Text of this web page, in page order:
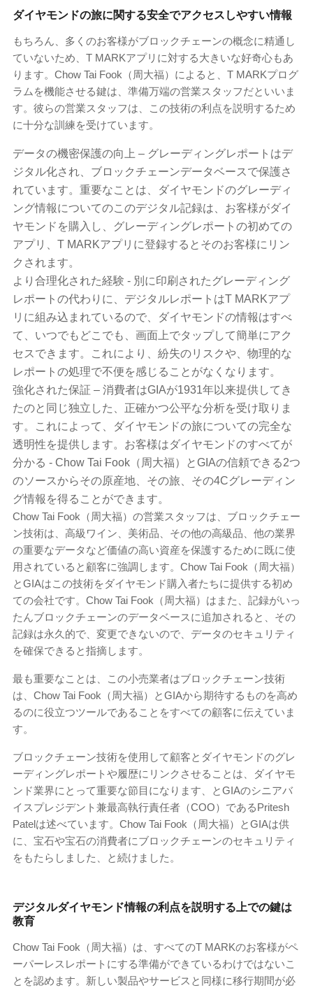
ダイヤモンドの旅に関する安全でアクセスしやすい情報
もちろん、多くのお客様がブロックチェーンの概念に精通し
ていないため、T MARKアプリに対する大きいな好奇心もあ
ります。Chow Tai Fook（周大福）によると、T MARKプログ
ラムを機能させる鍵は、準備万端の営業スタッフだといいま
す。彼らの営業スタッフは、この技術の利点を説明するため
に十分な訓練を受けています。
データの機密保護の向上 – グレーディングレポートはデ
ジタル化され、ブロックチェーンデータベースで保護さ
れています。重要なことは、ダイヤモンドのグレーディ
ング情報についてのこのデジタル記録は、お客様がダイ
ヤモンドを購入し、グレーディングレポートの初めての
アプリ、T MARKアプリに登録するとそのお客様にリン
クされます。
より合理化された経験 - 別に印刷されたグレーディング
レポートの代わりに、デジタルレポートはT MARKアプ
リに組み込まれているので、ダイヤモンドの情報はすべ
て、いつでもどこでも、画面上でタップして簡単にアク
セスできます。これにより、紛失のリスクや、物理的な
レポートの処理で不便を感じることがなくなります。
強化された保証 – 消費者はGIAが1931年以来提供してき
たのと同じ独立した、正確かつ公平な分析を受け取りま
す。これによって、ダイヤモンドの旅についての完全な
透明性を提供します。お客様はダイヤモンドのすべてが
分かる - Chow Tai Fook（周大福）とGIAの信頼できる2つ
のソースからその原産地、その旅、その4Cグレーディン
グ情報を得ることができます。
Chow Tai Fook（周大福）の営業スタッフは、ブロックチェー
ン技術は、高級ワイン、美術品、その他の高級品、他の業界
の重要なデータなど価値の高い資産を保護するために既に使
用されていると顧客に強調します。Chow Tai Fook（周大福）
とGIAはこの技術をダイヤモンド購入者たちに提供する初め
ての会社です。Chow Tai Fook（周大福）はまた、記録がいっ
たんブロックチェーンのデータベースに追加されると、その
記録は永久的で、変更できないので、データのセキュリティ
を確保できると指摘します。
最も重要なことは、この小売業者はブロックチェーン技術
は、Chow Tai Fook（周大福）とGIAから期待するものを高め
るのに役立つツールであることをすべての顧客に伝えていま
す。
ブロックチェーン技術を使用して顧客とダイヤモンドのグレ
ーディングレポートや履歴にリンクさせることは、ダイヤモ
ンド業界にとって重要な節目になります、とGIAのシニアバ
イスプレジデント兼最高執行責任者（COO）であるPritesh
Patelは述べています。Chow Tai Fook（周大福）とGIAは供
に、宝石や宝石の消費者にブロックチェーンのセキュリティ
をもたらしました、と続けました。
デジタルダイヤモンド情報の利点を説明する上での鍵は
教育
Chow Tai Fook（周大福）は、すべてのT MARKのお客様がペ
ーパーレスレポートにする準備ができているわけではないこ
とを認めます。新しい製品やサービスと同様に移行期間が必